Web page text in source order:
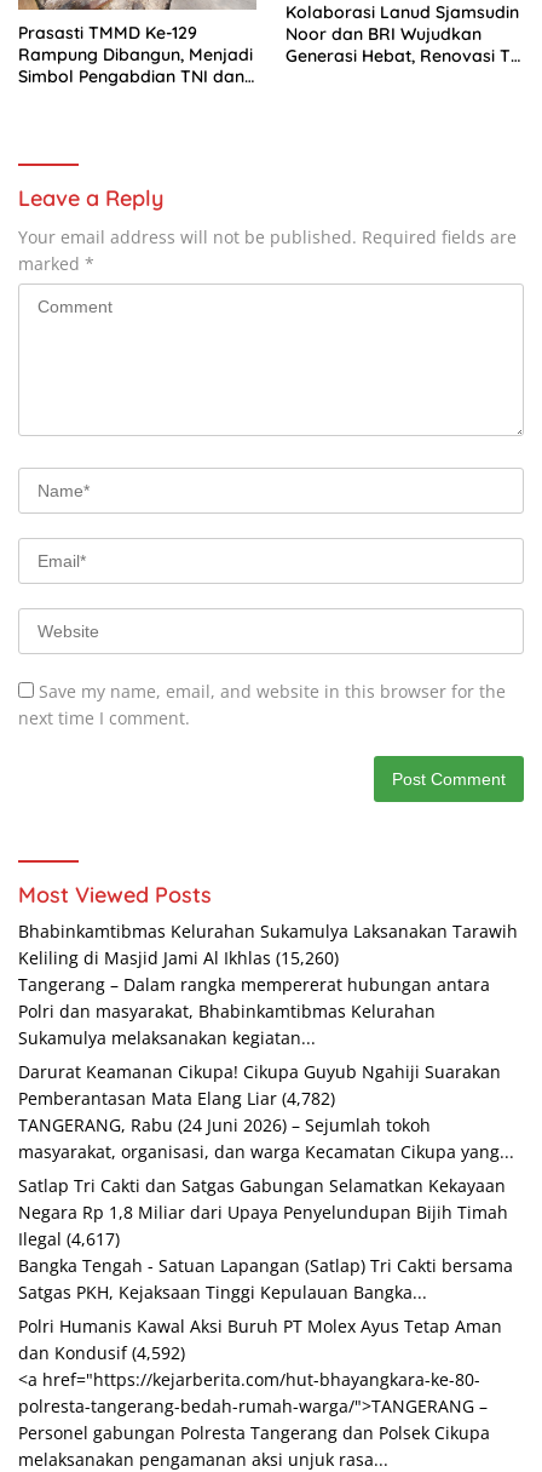
Prasasti TMMD Ke-129
Rampung Dibangun, Menjadi
Simbol Pengabdian TNI dan
Kolaborasi Lanud Sjamsudin
Noor dan BRI Wujudkan
Generasi Hebat, Renovasi TK
Leave a Reply
Your email address will not be published. Required fields are
marked *
Save my name, email, and website in this browser for the
next time I comment.
Most Viewed Posts
Bhabinkamtibmas Kelurahan Sukamulya Laksanakan Tarawih
Keliling di Masjid Jami Al Ikhlas (15,260)
Tangerang – Dalam rangka mempererat hubungan antara
Polri dan masyarakat, Bhabinkamtibmas Kelurahan
Sukamulya melaksanakan kegiatan...
Darurat Keamanan Cikupa! Cikupa Guyub Ngahiji Suarakan
Pemberantasan Mata Elang Liar (4,782)
TANGERANG, Rabu (24 Juni 2026) – Sejumlah tokoh
masyarakat, organisasi, dan warga Kecamatan Cikupa yang...
Satlap Tri Cakti dan Satgas Gabungan Selamatkan Kekayaan
Negara Rp 1,8 Miliar dari Upaya Penyelundupan Bijih Timah
Ilegal (4,617)
Bangka Tengah - Satuan Lapangan (Satlap) Tri Cakti bersama
Satgas PKH, Kejaksaan Tinggi Kepulauan Bangka...
Polri Humanis Kawal Aksi Buruh PT Molex Ayus Tetap Aman
dan Kondusif (4,592)
<a href="https://kejarberita.com/hut-bhayangkara-ke-80-
polresta-tangerang-bedah-rumah-warga/">TANGERANG –
Personel gabungan Polresta Tangerang dan Polsek Cikupa
melaksanakan pengamanan aksi unjuk rasa...